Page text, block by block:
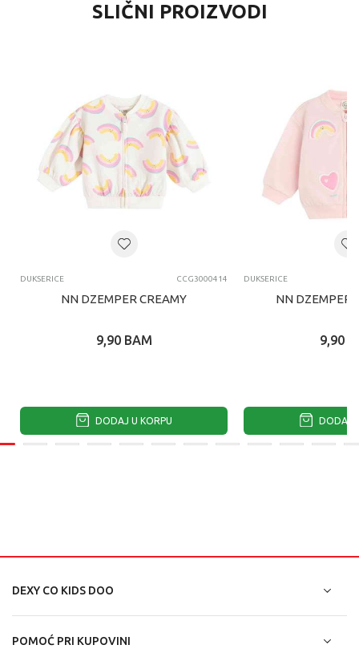
SLIČNI PROIZVODI
DUKSERICE CCG3000414
NN DZEMPER CREAMY
9,90 BAM
DODAJ U KORPU
DUKSERICE
NN DZEMPER
9,90
DODAJ
DEXY CO KIDS DOO
POMOĆ PRI KUPOVINI